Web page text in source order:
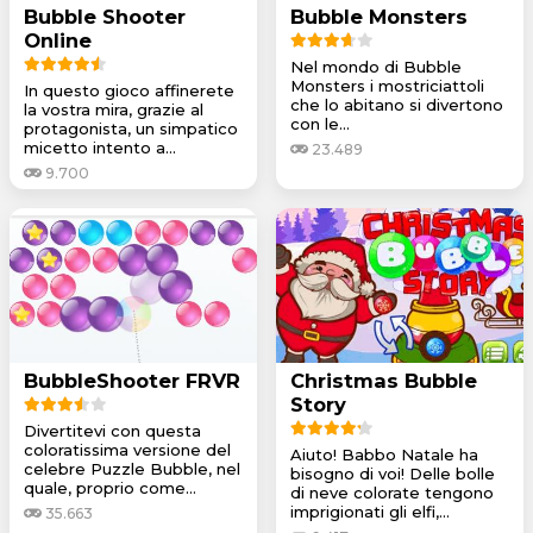
Bubble Shooter
Online
In questo gioco affinerete
la vostra mira, grazie al
protagonista, un simpatico
micetto intento a...
9.700
Bubble Monsters
Nel mondo di Bubble
Monsters i mostriciattoli
che lo abitano si divertono
con le...
23.489
BubbleShooter FRVR
Divertitevi con questa
coloratissima versione del
celebre Puzzle Bubble, nel
quale, proprio come...
35.663
Christmas Bubble
Story
Aiuto! Babbo Natale ha
bisogno di voi! Delle bolle
di neve colorate tengono
imprigionati gli elfi,...